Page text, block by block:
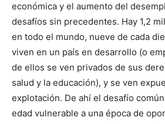
económica y el aumento del
desafíos sin precedentes. Hay 1,2
en todo el mundo, nueve de cada
viven en un país en desarrollo (o
de ellos se ven privados de sus
salud y la educación), y se ven
explotación. De ahí el desafío
edad vulnerable a una época de